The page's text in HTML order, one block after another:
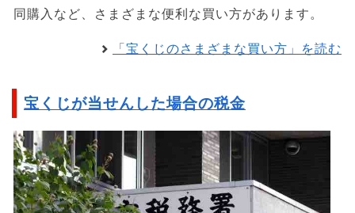
同購入など、さまざまな便利な買い方があります。
「宝くじのさまざまな買い方」を読む
宝くじが当せんした場合の税金